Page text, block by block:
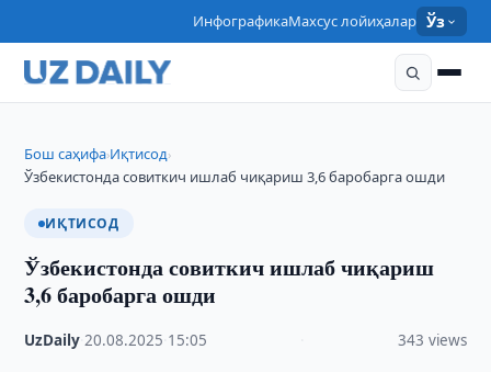
ИнфографикаМахсус лойиҳалар Ўз
Бош саҳифа›Иқтисод›
Ўзбекистонда совиткич ишлаб чиқариш 3,6 баробарга ошди
ИҚТИСОД
Ўзбекистонда совиткич ишлаб чиқариш
3,6 баробарга ошди
UzDaily ·20.08.2025 15:05 343 views